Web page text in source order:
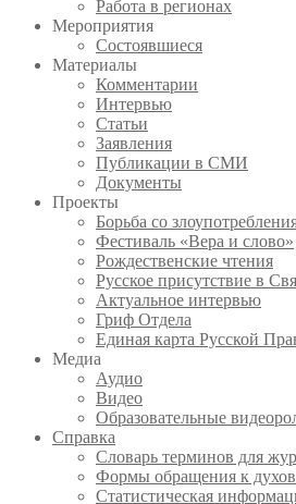
Работа в регионах
Мероприятия
Состоявшиеся
Материалы
Комментарии
Интервью
Статьи
Заявления
Публикации в СМИ
Документы
Проекты
Борьба со
Фестиваль «Вера и слово»
Рождественские чтения
Русское присутствие в
Актуальное интервью
Гриф Отдела
Единая карта Русской
Медиа
Аудио
Видео
Образовательные
Справка
Словарь терминов для
Формы обращения к
Статистическая